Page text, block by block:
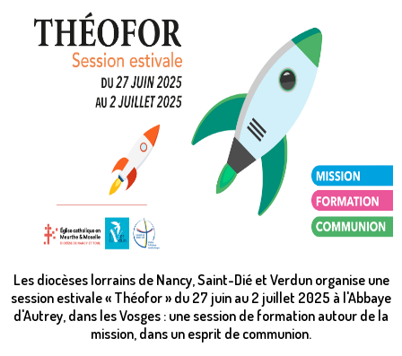
Les diocèses lorrains de Nancy, Saint-Dié et Verdun organise une
session estivale « Théofor » du 27 juin au 2 juillet 2025 à l'Abbaye
d'Autrey, dans les Vosges : une session de formation autour de la
mission, dans un esprit de communion.